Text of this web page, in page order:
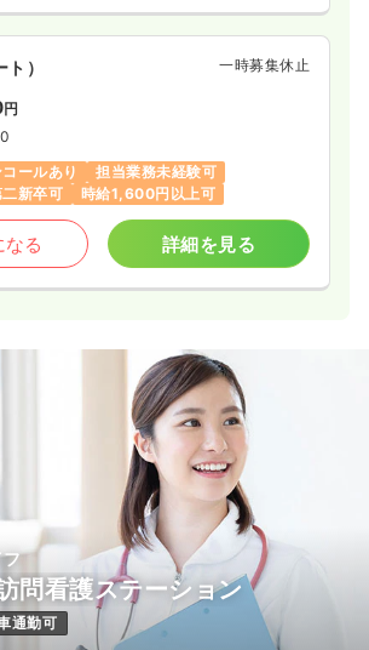
） 一時募集休止
円
ールあり
担当業務未経験可
二新卒可 時給1,600円以上可
なる 詳細を見る
フ
問看護ステーション
通勤可